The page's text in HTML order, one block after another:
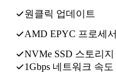
원클릭 업데이트
AMD EPYC 프로세서
NVMe SSD 스토리지
1Gbps 네트워크 속도